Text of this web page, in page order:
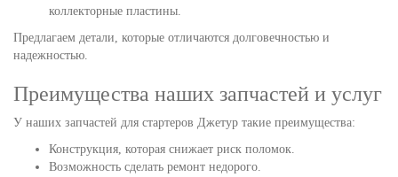
коллекторные пластины.
Предлагаем детали, которые отличаются долговечностью и
надежностью.
Преимущества наших запчастей и услуг
У наших запчастей для стартеров Джетур такие преимущества:
Конструкция, которая снижает риск поломок.
Возможность сделать ремонт недорого.